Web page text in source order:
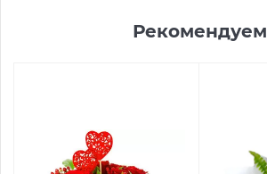
Рекомендуем